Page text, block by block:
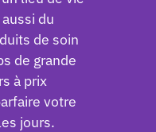
du
de soin
de grande
à prix
votre
jours.